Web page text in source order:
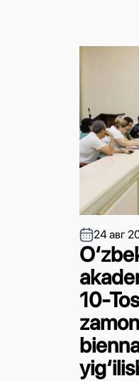
24 авг
10-